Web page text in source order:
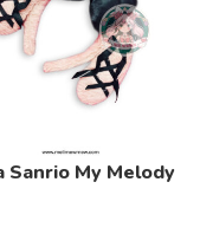
Sanrio My Melody